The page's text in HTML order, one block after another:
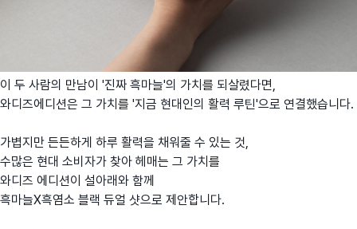
이 두 사람의 만남이 '진짜 흑마늘'의 가치를 되살렸다면,
와디즈에디션은 그 가치를 '지금 현대인의 활력 루틴'으로 연결했습니다.
가볍지만 든든하게 하루 활력을 채워줄 수 있는 것,
수많은 현대 소비자가 찾아 헤매는 그 가치를
와디즈 에디션이 설아래와 함께
흑마늘X흑염소 블랙 듀얼 샷으로 제안합니다.